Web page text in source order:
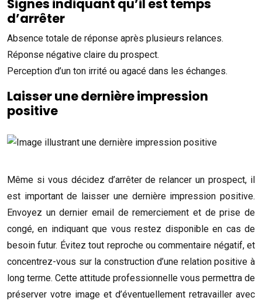
Signes indiquant qu’il est temps
d’arrêter
Absence totale de réponse après plusieurs relances.
Réponse négative claire du prospect.
Perception d’un ton irrité ou agacé dans les échanges.
Laisser une dernière impression
positive
Même si vous décidez d’arrêter de relancer un prospect, il
est important de laisser une dernière impression positive.
Envoyez un dernier email de remerciement et de prise de
congé, en indiquant que vous restez disponible en cas de
besoin futur. Évitez tout reproche ou commentaire négatif, et
concentrez-vous sur la construction d’une relation positive à
long terme. Cette attitude professionnelle vous permettra de
préserver votre image et d’éventuellement retravailler avec